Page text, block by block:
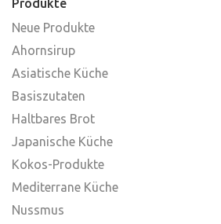
Produkte
Neue Produkte
Ahornsirup
Asiatische Küche
Basiszutaten
Haltbares Brot
Japanische Küche
Kokos-Produkte
Mediterrane Küche
Nussmus